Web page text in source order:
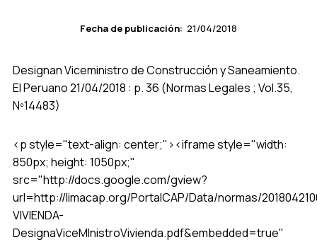
Fecha de publicación: 21/04/2018
Designan Viceministro de Construcción y Saneamiento.
El Peruano 21/04/2018 : p. 36 (Normas Legales ; Vol.35,
Nº14483)
<p style="text-align: center;"><iframe style="width:
850px; height: 1050px;"
src="http://docs.google.com/gview?
url=http://limacap.org/PortalCAP/Data/normas/
VIVIENDA-
DesignaViceMInistroVivienda.pdf&embedded=true"